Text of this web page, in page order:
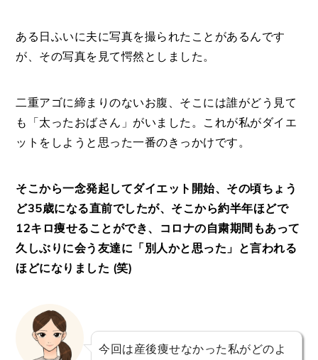
ある日ふいに夫に写真を撮られたことがあるんです
が、その写真を見て愕然としました。
二重アゴに締まりのないお腹、そこには誰がどう見て
も「太ったおばさん」がいました。これが私がダイエ
ットをしようと思った一番のきっかけです。
そこから一念発起してダイエット開始、その頃ちょう
ど35歳になる直前でしたが、そこから約半年ほどで
12キロ痩せることができ、コロナの自粛期間もあって
久しぶりに会う友達に「別人かと思った」と言われる
ほどになりました (笑)
今回は産後痩せなかった私がどのよ